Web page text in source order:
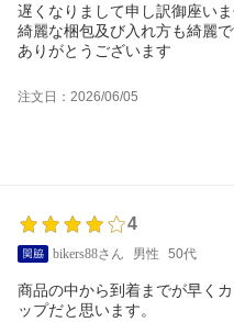
遅くなりまして申し訳御座いま
綺麗な梱包及び入れ方も綺麗で
ありがとうございます
注文日：2026/06/05
4
bikers88さん
男性 50代
商品の中から到着までが早く
ップだと思います。